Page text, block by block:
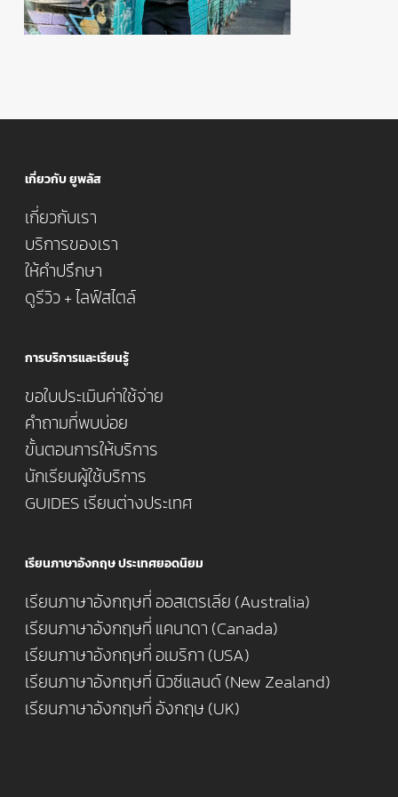
เกี่ยวกับ ยูพลัส
เกี่ยวกับเรา
บริการของเรา
ให้คำปรึกษา
ดูรีวิว + ไลฟ์สไตล์
การบริการและเรียนรู้
ขอใบประเมินค่าใช้จ่าย
คำถามที่พบบ่อย
ขั้นตอนการให้บริการ
นักเรียนผู้ใช้บริการ
GUIDES เรียนต่างประเทศ
เรียนภาษาอังกฤษ ประเทศยอดนิยม
เรียนภาษาอังกฤษที่ ออสเตรเลีย (Australia)
เรียนภาษาอังกฤษที่ แคนาดา (Canada)
เรียนภาษาอังกฤษที่ อเมริกา (USA)
เรียนภาษาอังกฤษที่ นิวซีแลนด์ (New Zealand)
เรียนภาษาอังกฤษที่ อังกฤษ (UK)